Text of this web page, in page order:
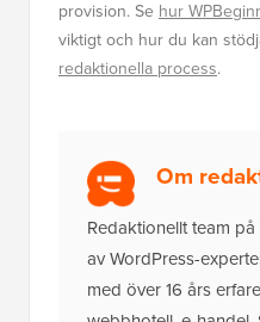
provision. Se hur
viktigt och hur du kan
redaktionella process.
Om
Redaktionellt team
av WordPress-
med över 16 års